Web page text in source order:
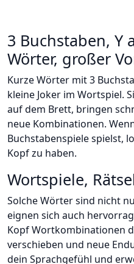
3 Buchstaben, Y
Wörter, großer
Kurze Wörter mit 3
kleine Joker im Wortspiel.
auf dem Brett, bringen
neue Kombinationen.
Buchstabenspiele spielst,
Kopf zu haben.
Wortspiele,
Solche Wörter sind nicht
eignen sich auch
Kopf Wortkombinationen
verschieben und neue
dein Sprachgefühl und